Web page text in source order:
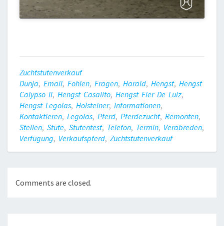
Zuchtstutenverkauf
Dunja, Email, Fohlen, Fragen, Harald, Hengst, Hengst
Calypso II, Hengst Casalito, Hengst Fier De Luiz,
Hengst Legolas, Holsteiner, Informationen,
Kontaktieren, Legolas, Pferd, Pferdezucht, Remonten,
Stellen, Stute, Stutentest, Telefon, Termin, Verabreden,
Verfügung, Verkaufspferd, Zuchtstutenverkauf
Comments are closed.